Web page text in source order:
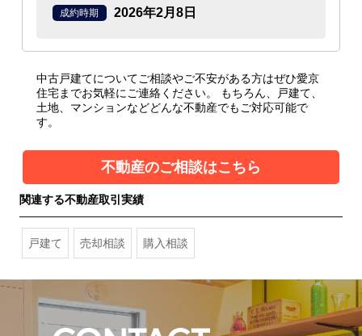
成約時期 2026年2月8日
中古戸建てについてご相談やご不安がある方はぜひ愛京
住宅までお気軽にご連絡ください。
もちろん、戸建て、
土地、マンションなどどんな不動産でもご対応可能で
す。
不動産のご相談はこちら
関連する不動産取引実績
戸建て 売却相談 購入相談